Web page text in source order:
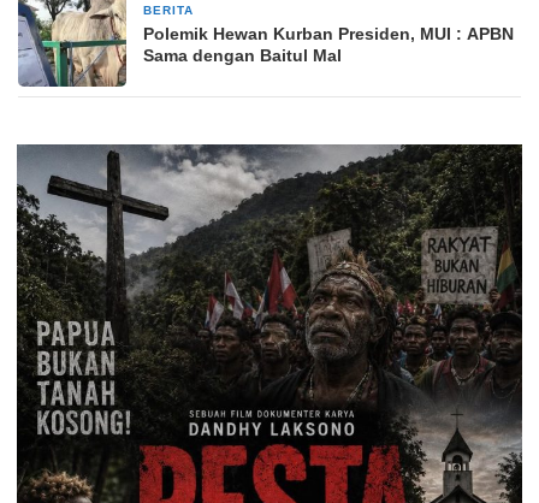
BERITA
Polemik Hewan Kurban Presiden, MUI : APBN
Sama dengan Baitul Mal